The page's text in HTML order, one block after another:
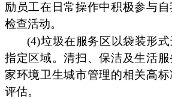
励员工在日常操作中积极参与
检查活动。
(4)垃圾在服务区以袋装形
指定区域。清扫、保洁及生活
家环境卫生城市管理的相关高
评估。